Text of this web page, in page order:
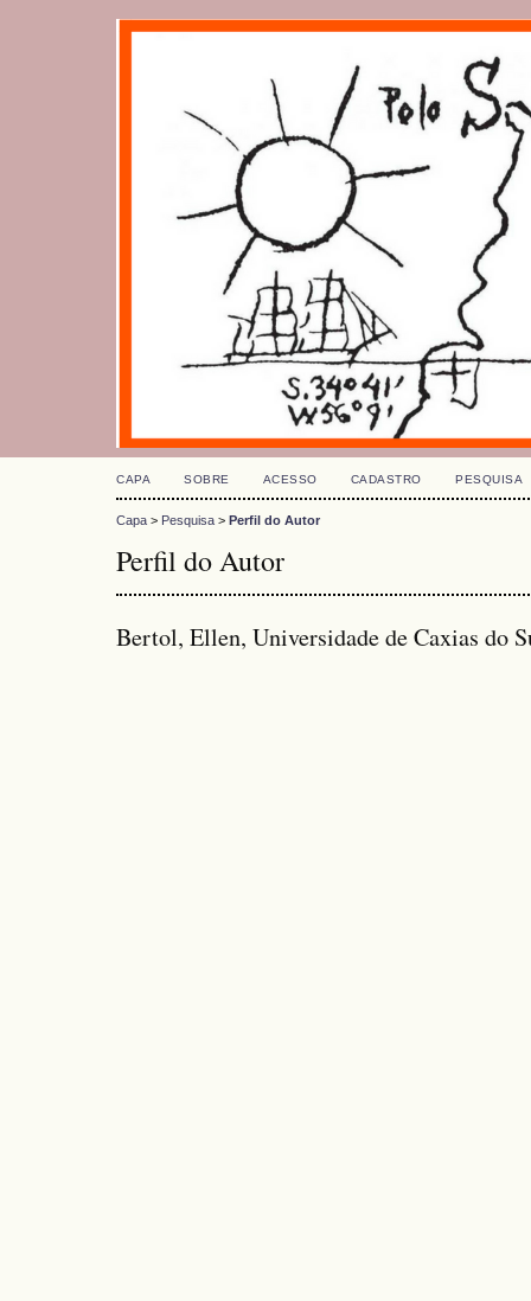
CAPA SOBRE ACESSO CADASTRO PESQUISA
Capa > Pesquisa > Perfil do Autor
Perfil do Autor
Bertol, Ellen, Universidade de Caxias do